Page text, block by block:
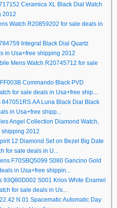
Ceramica XL Black Dial Watch
2012
Watch R20859202 for sale deals in
Integral Black Dial Quartz
in Usa+free shipping 2012
Mens Watch R20745712 for sale
Commando Black PVD
for sale deals in Usa+free ship...
Luna Black Dial Black
in Usa+free shipp...
Angel Collection Diamond Watch,
shipping 2012
12 Diamond Set on Bezel Big Date
for sale deals in U...
F70SBQ5099 S080 Gancino Gold
in Usa+free shippin...
93Q80D002 S001 Krios White Enamel
for sale deals in Us...
N.01 Spacematic Automatic Day